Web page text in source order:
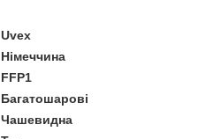
Uvex
Німеччина
FFP1
Багатошарові
Чашевидна